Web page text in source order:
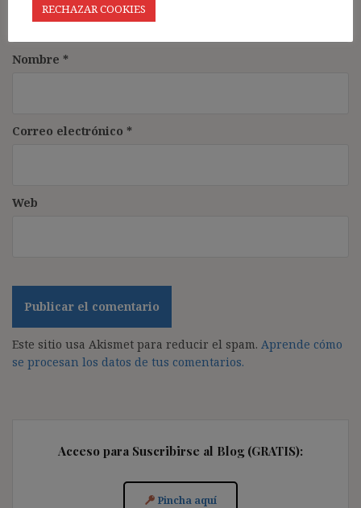
Nombre *
Correo electrónico *
Web
Este sitio usa Akismet para reducir el spam. Aprende cómo
se procesan los datos de tus comentarios.
Acceso para Suscribirse al Blog (GRATIS):
Pincha aquí
RECHAZAR COOKIES